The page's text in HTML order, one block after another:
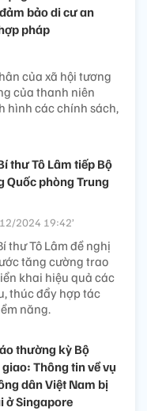
bảo di cư an
pháp
của xã hội tương
của thanh niên
hình các chính sách,
thư Tô Lâm tiếp Bộ
Quốc phòng Trung
2024 19:42’
thư Tô Lâm đề nghị
tăng cường trao
khai hiệu quả các
thúc đẩy hợp tác
năng.
thường kỳ Bộ
Thông tin về vụ
dân Việt Nam bị
ở Singapore